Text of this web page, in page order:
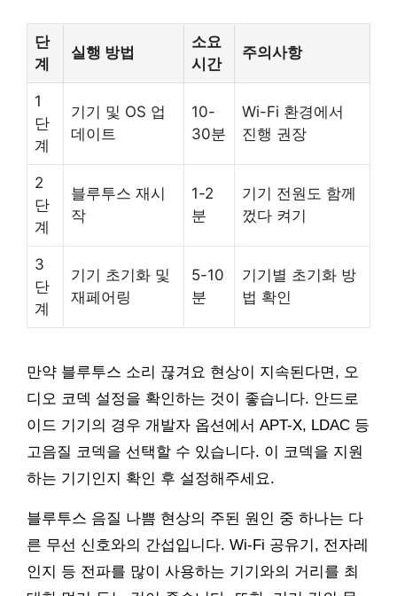
단
계
실행 방법
소요
시간
주의사항
1
단
계
기기 및 OS 업
데이트
10-
30분
Wi-Fi 환경에서
진행 권장
2
단
계
블루투스 재시
작
1-2
분
기기 전원도 함께
껐다 켜기
3
단
계
기기 초기화 및
재페어링
5-10
분
기기별 초기화 방
법 확인
만약 블루투스 소리 끊겨요 현상이 지속된다면, 오
디오 코덱 설정을 확인하는 것이 좋습니다. 안드로
이드 기기의 경우 개발자 옵션에서 APT-X, LDAC 등
고음질 코덱을 선택할 수 있습니다. 이 코덱을 지원
하는 기기인지 확인 후 설정해주세요.
블루투스 음질 나쁨 현상의 주된 원인 중 하나는 다
른 무선 신호와의 간섭입니다. Wi-Fi 공유기, 전자레
인지 등 전파를 많이 사용하는 기기와의 거리를 최